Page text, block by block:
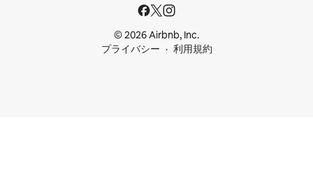
© 2026 Airbnb, Inc.
プライバシー
利用規約